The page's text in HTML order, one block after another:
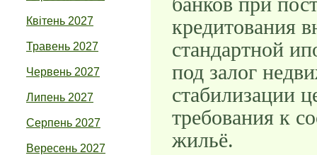
Квітень 2027
Травень 2027
Червень 2027
Липень 2027
Серпень 2027
Вересень 2027
кредитования
стандартной
под залог
стабилизации
требования к
жильё.